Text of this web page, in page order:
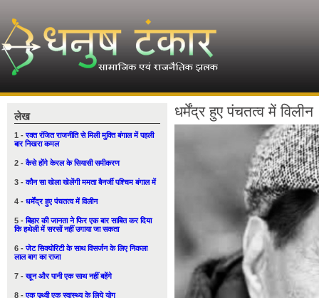
लेख
1 -रक्त रंजित राजनीति से मिली मुक्ति बंगाल में पहली
बार निखरा कमल
2 -कैसे होंगे केरल के सियासी समीकरण
3 -कौन सा खेला खेलेंगी ममता बैनर्जी पश्चिम बंगाल में
4 - धर्मेंद्र हुए पंचतत्व में विलीन
5 -बिहार की जानता ने फिर एक बार साबित कर दिया
कि हथेली में सरसों नहीं उगाया जा सकता
6 -जेट सिक्योरिटी के साथ विसर्जन के लिए निकला
लाल बाग का राजा
7 -खून और पानी एक साथ नहीं बहेंगे
8 -एक पृथ्वी एक स्वास्थ्य के लिये योग
धर्मेंद्र हुए पंचतत्व में विलीन